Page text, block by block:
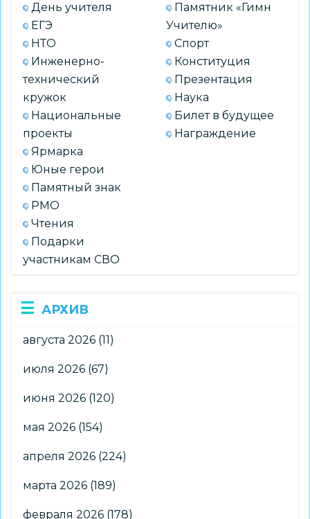
День учителя
ЕГЭ
НТО
Инженерно-
технический
кружок
Национальные
проекты
Ярмарка
Юные герои
Памятный знак
РМО
Чтения
Подарки
участникам СВО
Памятник «Гимн
Учителю»
Спорт
Конституция
Презентация
Наука
Билет в будущее
Награждение
АРХИВ
августа 2026 (11)
июля 2026 (67)
июня 2026 (120)
мая 2026 (154)
апреля 2026 (224)
марта 2026 (189)
февраля 2026 (178)